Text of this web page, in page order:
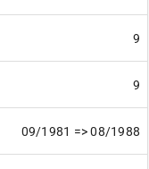
9
9
09/1981 => 08/1988